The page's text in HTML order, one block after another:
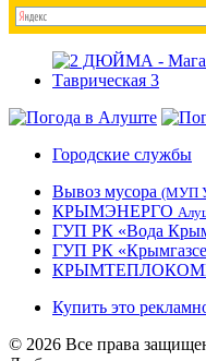
Городские службы
Вывоз мусора (МУП
КРЫМЭНЕРГО
ГУП РК «Вода
ГУП РК
Купить это
© 2026 Все права